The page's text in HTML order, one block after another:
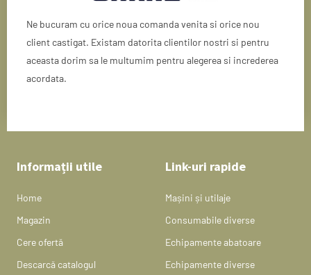
Ne bucuram cu orice noua comanda venita si orice nou
client castigat. Existam datorita clientilor nostri si pentru
aceasta dorim sa le multumim pentru alegerea si increderea
acordata.
Informații utile
Home
Magazin
Cere ofertă
Descarcă catalogul
Link-uri rapide
Mașini și utilaje
Consumabile diverse
Echipamente abatoare
Echipamente diverse